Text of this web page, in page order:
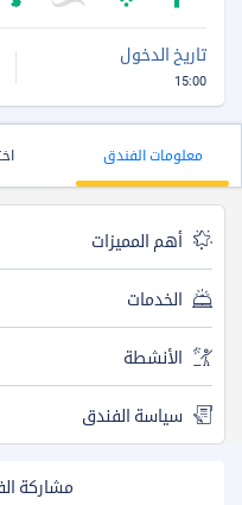
تاريخ الدخول
15:00
معلومات الفندق
أهم المميزات
الخدمات
الأنشطة
سياسة الفندق
مشاركة